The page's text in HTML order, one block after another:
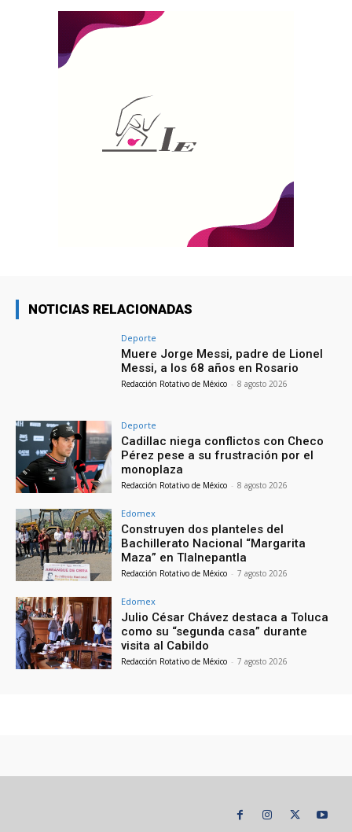
NOTICIAS RELACIONADAS
Deporte
Muere Jorge Messi, padre de Lionel
Messi, a los 68 años en Rosario
Redacción Rotativo de México - 8 agosto 2026
Deporte
Cadillac niega conflictos con Checo
Pérez pese a su frustración por el
monoplaza
Redacción Rotativo de México - 8 agosto 2026
Edomex
Construyen dos planteles del
Bachillerato Nacional “Margarita
Maza” en Tlalnepantla
Redacción Rotativo de México - 7 agosto 2026
Edomex
Julio César Chávez destaca a Toluca
como su “segunda casa” durante
visita al Cabildo
Redacción Rotativo de México - 7 agosto 2026